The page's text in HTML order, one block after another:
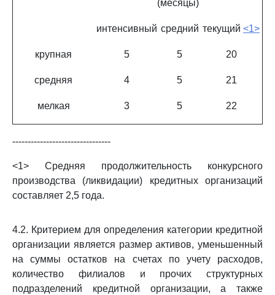
(месяцы)
интенсивный средний текущий <1>
крупная 5 5 20
средняя 4 5 21
мелкая 3 5 22
--------------------------------
<1> Средняя продолжительность конкурсного
производства (ликвидации) кредитных организаций
составляет 2,5 года.
4.2. Критерием для определения категории кредитной
организации является размер активов, уменьшенный
на суммы остатков на счетах по учету расходов,
количество филиалов и прочих структурных
подразделений кредитной организации, а также